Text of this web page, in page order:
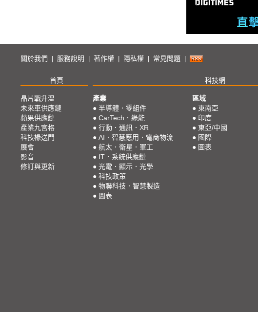
關於我們 服務說明 著作權 隱私權 常見問題
首頁 科技網
晶片戰升溫
未來車供應鏈
蘋果供應鏈
產業九宮格
科技椽送門
展會
影音
修訂與更新
產業
● 半導體．零組件
● CarTech．綠能
● 行動．通訊．XR
● AI．智慧應用．電商物流
● 航太．衛星．軍工
● IT．系統供應鏈
● 光電．顯示．光學
● 科技政策
● 物聯科技．智慧製造
● 圖表
區域
● 東南亞
● 印度
● 東亞/中國
● 國際
● 圖表